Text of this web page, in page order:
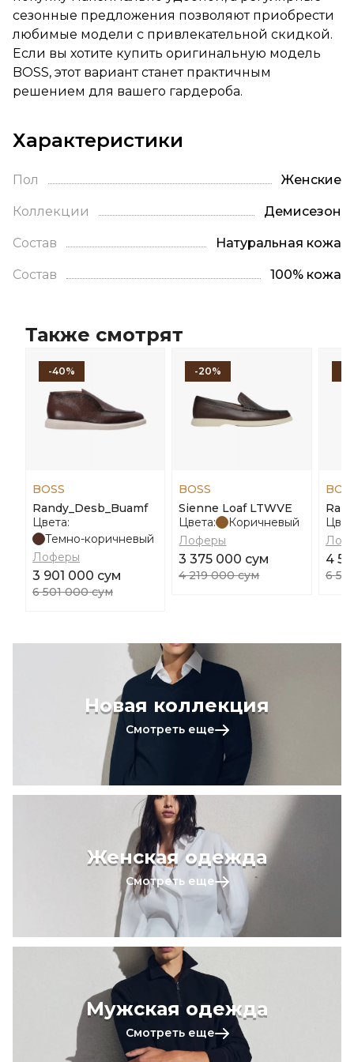
сезонные предложения позволяют приобрести
любимые модели с привлекательной скидкой.
Если вы хотите купить оригинальную модель
BOSS, этот вариант станет практичным
решением для вашего гардероба.
Характеристики
Пол Женские
Коллекции Демисезон
Состав Натуральная кожа
Состав 100% кожа
Также смотрят
-40%
BOSS
Randy_Desb_Buamf
Цвета:
Темно-коричневый
Лоферы
3 901 000 сум
6 501 000 сум
-20%
BOSS
Sienne Loaf LTWVE
Цвета:
Коричневый
Лоферы
3 375 000 сум
4 219 000 сум
4
6
Новая коллекция
Смотреть еще
Женская одежда
Смотреть еще
Мужская одежда
Смотреть еще